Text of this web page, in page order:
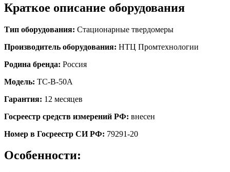
Краткое описание оборудования
Тип оборудования: Стационарные твердомеры
Производитель оборудования: НТЦ Промтехнологии
Родина бренда: Россия
Модель: ТС-В-50А
Гарантия: 12 месяцев
Госреестр средств измерений РФ: внесен
Номер в Госреестр СИ РФ: 79291-20
Особенности: